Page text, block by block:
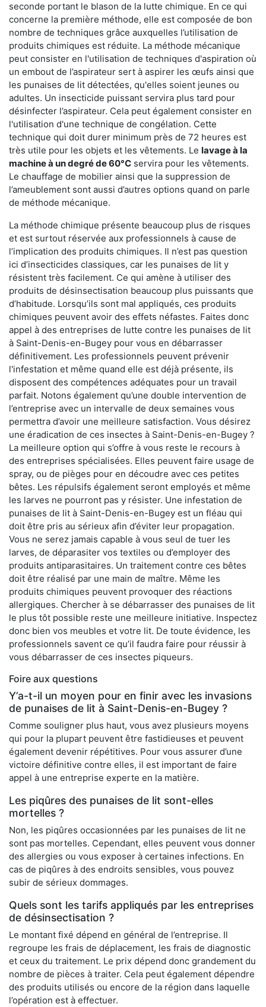
seconde portant le blason de la lutte chimique. En ce qui
concerne la première méthode, elle est composée de bon
nombre de techniques grâce auxquelles l’utilisation de
produits chimiques est réduite. La méthode mécanique
peut consister en l'utilisation de techniques d'aspiration où
un embout de l’aspirateur sert à aspirer les œufs ainsi que
les punaises de lit détectées, qu'elles soient jeunes ou
adultes. Un insecticide puissant servira plus tard pour
désinfecter l’aspirateur. Cela peut également consister en
l'utilisation d'une technique de congélation. Cette
technique qui doit durer minimum près de 72 heures est
très utile pour les objets et les vêtements. Le lavage à la
machine à un degré de 60°C servira pour les vêtements.
Le chauffage de mobilier ainsi que la suppression de
l’ameublement sont aussi d’autres options quand on parle
de méthode mécanique.
La méthode chimique présente beaucoup plus de risques
et est surtout réservée aux professionnels à cause de
l’implication des produits chimiques. Il n’est pas question
ici d’insecticides classiques, car les punaises de lit y
résistent très facilement. Ce qui amène à utiliser des
produits de désinsectisation beaucoup plus puissants que
d’habitude. Lorsqu’ils sont mal appliqués, ces produits
chimiques peuvent avoir des effets néfastes. Faites donc
appel à des entreprises de lutte contre les punaises de lit
à Saint-Denis-en-Bugey pour vous en débarrasser
définitivement. Les professionnels peuvent prévenir
l'infestation et même quand elle est déjà présente, ils
disposent des compétences adéquates pour un travail
parfait. Notons également qu’une double intervention de
l’entreprise avec un intervalle de deux semaines vous
permettra d’avoir une meilleure satisfaction. Vous désirez
une éradication de ces insectes à Saint-Denis-en-Bugey ?
La meilleure option qui s’offre à vous reste le recours à
des entreprises spécialisées. Elles peuvent faire usage de
spray, ou de pièges pour en découdre avec ces petites
bêtes. Les répulsifs également seront employés et même
les larves ne pourront pas y résister. Une infestation de
punaises de lit à Saint-Denis-en-Bugey est un fléau qui
doit être pris au sérieux afin d’éviter leur propagation.
Vous ne serez jamais capable à vous seul de tuer les
larves, de déparasiter vos textiles ou d’employer des
produits antiparasitaires. Un traitement contre ces bêtes
doit être réalisé par une main de maître. Même les
produits chimiques peuvent provoquer des réactions
allergiques. Chercher à se débarrasser des punaises de lit
le plus tôt possible reste une meilleure initiative. Inspectez
donc bien vos meubles et votre lit. De toute évidence, les
professionnels savent ce qu’il faudra faire pour réussir à
vous débarrasser de ces insectes piqueurs.
Foire aux questions
Y’a-t-il un moyen pour en finir avec les invasions
de punaises de lit à Saint-Denis-en-Bugey ?
Comme souligner plus haut, vous avez plusieurs moyens
qui pour la plupart peuvent être fastidieuses et peuvent
également devenir répétitives. Pour vous assurer d’une
victoire définitive contre elles, il est important de faire
appel à une entreprise experte en la matière.
Les piqûres des punaises de lit sont-elles
mortelles ?
Non, les piqûres occasionnées par les punaises de lit ne
sont pas mortelles. Cependant, elles peuvent vous donner
des allergies ou vous exposer à certaines infections. En
cas de piqûres à des endroits sensibles, vous pouvez
subir de sérieux dommages.
Quels sont les tarifs appliqués par les entreprises
de désinsectisation ?
Le montant fixé dépend en général de l’entreprise. Il
regroupe les frais de déplacement, les frais de diagnostic
et ceux du traitement. Le prix dépend donc grandement du
nombre de pièces à traiter. Cela peut également dépendre
des produits utilisés ou encore de la région dans laquelle
l’opération est à effectuer.